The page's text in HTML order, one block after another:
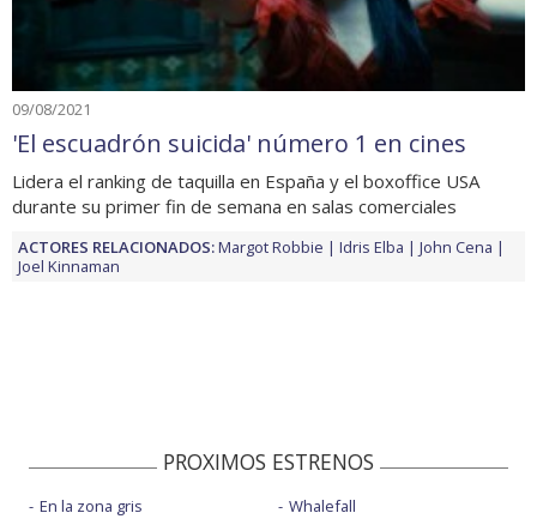
09/08/2021
'El escuadrón suicida' número 1 en cines
Lidera el ranking de taquilla en España y el boxoffice USA
durante su primer fin de semana en salas comerciales
ACTORES RELACIONADOS:Margot Robbie Idris Elba
John Cena
Joel Kinnaman
PROXIMOS ESTRENOS
En la zona gris
Whalefall